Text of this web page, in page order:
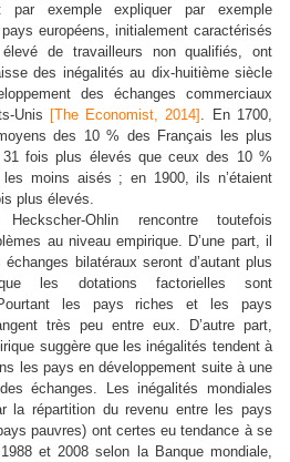
par exemple expliquer par exemple
européens, initialement caractérisés
de travailleurs non qualifiés, ont
des inégalités au dix-huitième siècle
des échanges commerciaux
Unis [The Economist, 2014] . En 1700,
des 10 % des Français les plus
fois plus élevés que ceux des 10 %
les moins aisés ; en 1900, ils n’étaient
plus élevés.
Ohlin rencontre toutefois
au niveau empirique. D’une part, il
bilatéraux seront d’autant plus
les dotations factorielles sont
les pays riches et les pays
très peu entre eux. D’autre part,
suggère que les inégalités tendent à
les pays en développement suite à une
échanges. Les inégalités mondiales
la répartition du revenu entre les pays
pauvres) ont certes eu tendance à se
et 2008 selon la Banque mondiale,